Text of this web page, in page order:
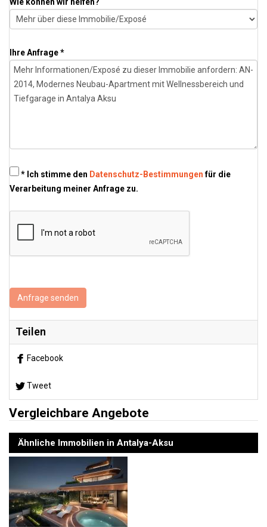
Ihre Anfrage *
* Ich stimme den Datenschutz-Bestimmungenfür die
Verarbeitung meiner Anfrage zu.
Anfrage senden
Teilen
Facebook
Tweet
Vergleichbare Angebote
Ähnliche Immobilien in Antalya-Aksu